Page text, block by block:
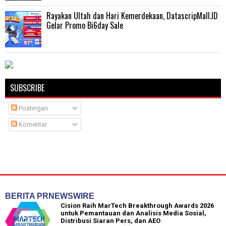
Rayakan Ultah dan Hari Kemerdekaan, DatascripMall.ID
Gelar Promo Bi6day Sale
SUBSCRIBE
Postingan
Komentar
BERITA PRNEWSWIRE
Cision Raih MarTech Breakthrough Awards 2026
untuk Pemantauan dan Analisis Media Sosial,
Distribusi Siaran Pers, dan AEO